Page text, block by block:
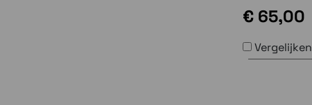
€ 65,00
Vergelijken